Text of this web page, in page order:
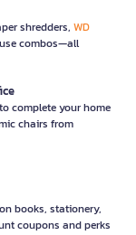
shredders, WD
combos—all
to complete your home
chairs from
books, stationery,
coupons and perks